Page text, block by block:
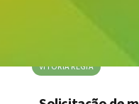
VITORIA RÉGIA